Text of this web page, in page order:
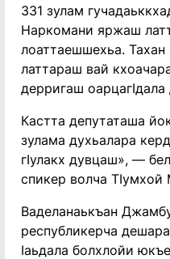
331 зулам
Наркомани яржаш
лоаттаешшехьа.
латтараш вай
дерригаш
Кастта депутаташа
зулама духьалара
гIулакх дувцаш», —
спикер волча ТIумхой
Ваделанаькъан
республикерча
Iаьдала болхлойи